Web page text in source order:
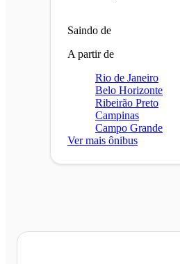
Saindo de
A partir de
Rio de Janeiro
Belo Horizonte
Ribeirão Preto
Campinas
Campo Grande
Ver mais ônibus